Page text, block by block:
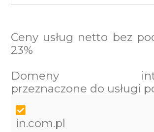
Ceny usług netto bez
23%
Domeny
przeznaczone do usługi
in.com.pl